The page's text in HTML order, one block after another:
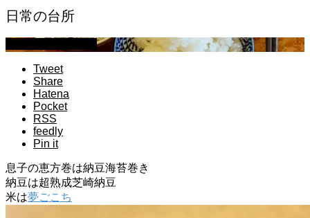
日常の台所
Tweet
Share
Hatena
Pocket
RSS
feedly
Pin it
息子の恵方巻は納豆海苔巻き
納豆は超熟成芝崎納豆
米は夢ごこち